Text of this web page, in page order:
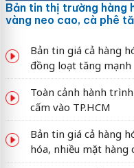
Bản tin thị trường hàng
vàng neo cao, cà phê
Bản tin giá cả hàng
đồng loạt tăng mạnh
Toàn cảnh hành
cấm vào TP.HCM
Bản tin giá cả hàng
hóa, nhiều mặt hàng